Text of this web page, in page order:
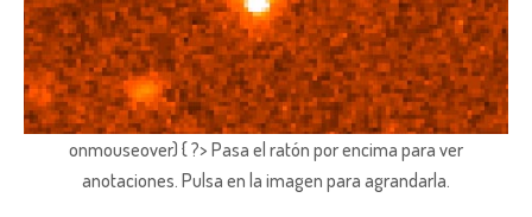
onmouseover) { ?> Pasa el ratón por encima para ver
anotaciones. Pulsa en la imagen para agrandarla.